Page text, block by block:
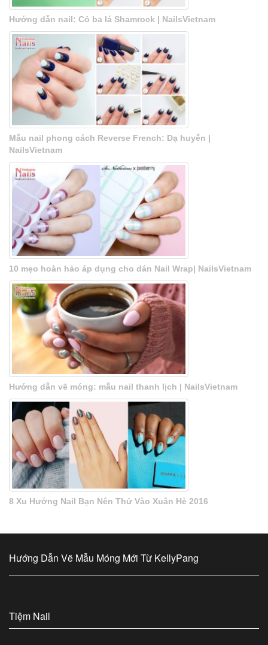
Hướng dẫn nail: Cỏ ba lá Shamrock | NailsVietnam
Mẫu nail phong cách Reverse French: Dạ huyễn |
NailsVietnam
10 mẹo hoàn hảo áp dụng cho dán Nail Wrap| NailsVietnam
Hướng dẫn vẽ móng: mẫu nail thanh lịch | NailsVietnam
8 Xu Hướng Nail Bạn Nên Thử Vào Xuân Hè 2016
Hướng Dẫn Vẽ Mẫu Móng Mới Từ KellyPang
Tiệm Nail